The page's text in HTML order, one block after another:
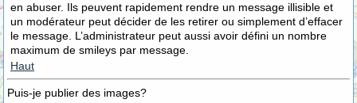
en abuser. Ils peuvent rapidement rendre un message illisible et
un modérateur peut décider de les retirer ou simplement d’effacer
le message. L’administrateur peut aussi avoir défini un nombre
maximum de smileys par message.
Haut
Puis-je publier des images?